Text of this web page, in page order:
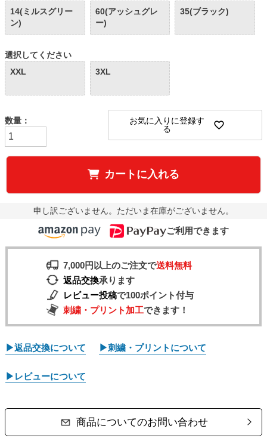
14(ミルスグリー
ン)
60(アッシュグレ
ー)
35(ブラック)
選択してください
XXL
3XL
お気に入りに登録す
る
カートに入れる
申し訳ございません。ただいま在庫がございません。
ご利用できます
7,000円以上のご注文で送料無料
返品交換承ります
レビュー投稿で100ポイント付与
刺繍・プリント加工できます！
▶返品交換について ▶刺繍・プリントについて
▶レビューについて
商品についてのお問い合わせ